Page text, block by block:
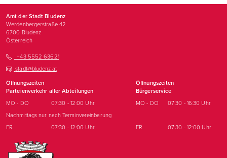
Amt der Stadt Bludenz
Werdenbergerstraße 42
6700 Bludenz
Österreich
+43 5552 63621
stadt@bludenz.at
Öffnungszeiten
Parteienverkehr aller Abteilungen
Öffnungszeiten
Bürgerservice
MO - DO 07:30 - 12:00 Uhr MO - DO
07:30 - 16:30 Uhr
Nachmittags nur nach Terminvereinbarung
FR
07:30 - 12:00 Uhr FR 07:30 - 12:00 Uhr